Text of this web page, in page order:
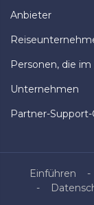
Anbieter
Personen, die
Unternehmen
Partner-
Einführen